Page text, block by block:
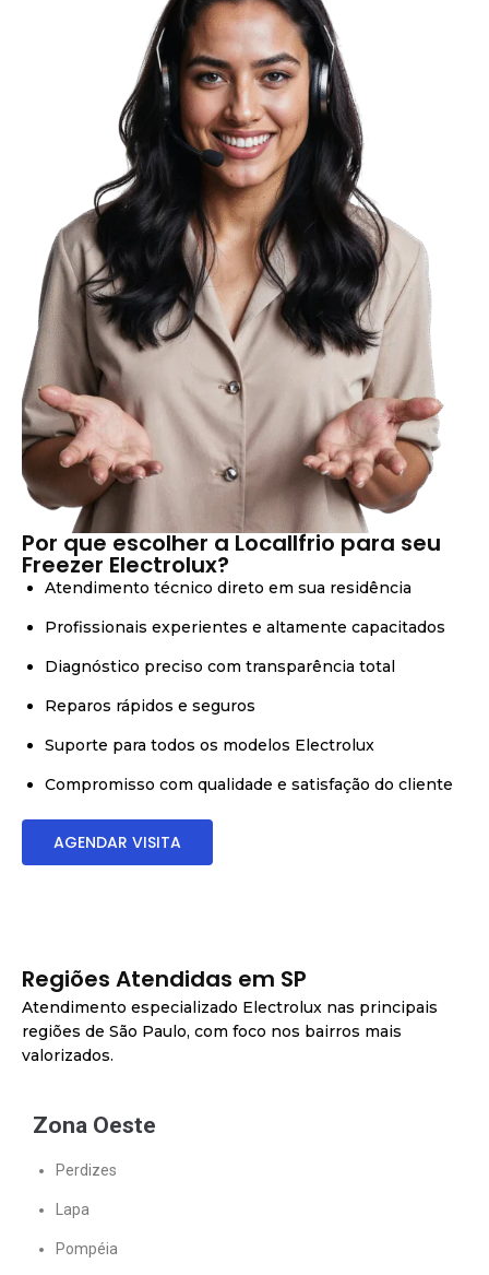
Por que escolher a Locallfrio para seu
Freezer Electrolux?
Atendimento técnico direto em sua residência
Profissionais experientes e altamente capacitados
Diagnóstico preciso com transparência total
Reparos rápidos e seguros
Suporte para todos os modelos Electrolux
Compromisso com qualidade e satisfação do cliente
AGENDAR VISITA
Regiões Atendidas em SP
Atendimento especializado Electrolux nas principais
regiões de São Paulo, com foco nos bairros mais
valorizados.
Zona Oeste
Perdizes
Lapa
Pompéia